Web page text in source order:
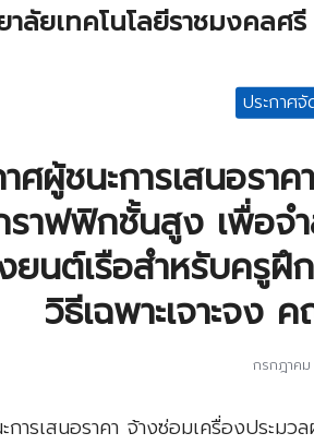
ลัยเทคโนโลยีราชมงคลศรี
ประกาศ
ศผู้ชนะการเสนอรา
ราฟฟิกชั้นสูง เพื่อจ
ยนต์เรือสำหรับครู
วิธีเฉพาะเจาะจง
กรกฎาค
การเสนอราคา จ้างซ่อมเครื่องประ